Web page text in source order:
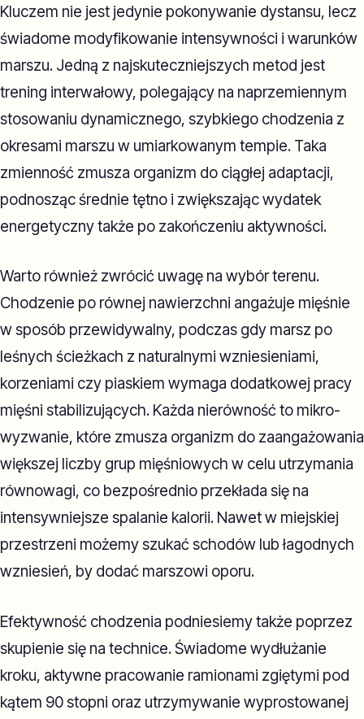
Kluczem nie jest jedynie pokonywanie dystansu, lecz
świadome modyfikowanie intensywności i warunków
marszu. Jedną z najskuteczniejszych metod jest
trening interwałowy, polegający na naprzemiennym
stosowaniu dynamicznego, szybkiego chodzenia z
okresami marszu w umiarkowanym tempie. Taka
zmienność zmusza organizm do ciągłej adaptacji,
podnosząc średnie tętno i zwiększając wydatek
energetyczny także po zakończeniu aktywności.
Warto również zwrócić uwagę na wybór terenu.
Chodzenie po równej nawierzchni angażuje mięśnie
w sposób przewidywalny, podczas gdy marsz po
leśnych ścieżkach z naturalnymi wzniesieniami,
korzeniami czy piaskiem wymaga dodatkowej pracy
mięśni stabilizujących. Każda nierówność to mikro-
wyzwanie, które zmusza organizm do zaangażowania
większej liczby grup mięśniowych w celu utrzymania
równowagi, co bezpośrednio przekłada się na
intensywniejsze spalanie kalorii. Nawet w miejskiej
przestrzeni możemy szukać schodów lub łagodnych
wzniesień, by dodać marszowi oporu.
Efektywność chodzenia podniesiemy także poprzez
skupienie się na technice. Świadome wydłużanie
kroku, aktywne pracowanie ramionami zgiętymi pod
kątem 90 stopni oraz utrzymywanie wyprostowanej